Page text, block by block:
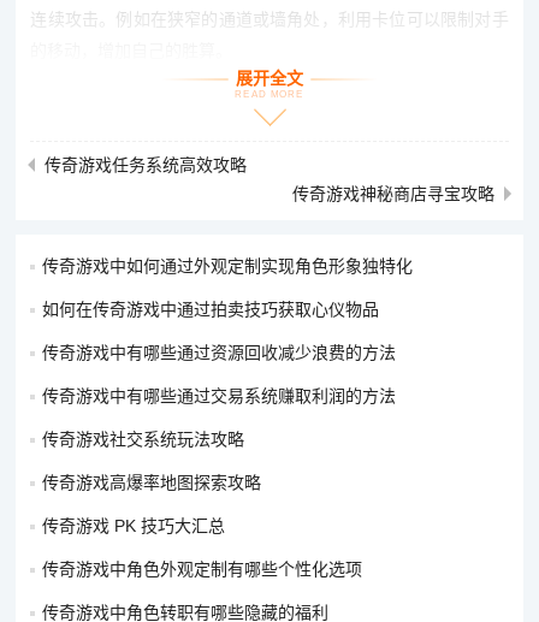
连续攻击。例如在狭窄的通道或墙角处，利用卡位可以限制对手
装备选择与强化：选择高攻击力、高防御力和高生命值的装备，
以增强自己的战斗能力。并且要不断地对装备进行强化、升级和
镶嵌宝石等操作，提高装备的属性加成。比如拥有一把高强化的
武器，可以大幅提高战士的伤害输出。
距离，避免被敌人近身攻击。在 PK 时，利用地形和障碍物来阻
挡敌人的前进，给自己创造足够的安全空间。如果敌人靠近，可
使用 “抗拒火环” 将其推开。
技能释放时机：
“魔法盾” 要时刻保持开启状态，这是法师的重要防御技能，能够
对于 “雷电术”“冰咆哮”“流星火雨” 等攻击技能，要根据敌人的位
展开全文
READ MORE
传奇游戏任务系统高效攻略
传奇游戏神秘商店寻宝攻略
传奇游戏中如何通过外观定制实现角色形象独特化
如何在传奇游戏中通过拍卖技巧获取心仪物品
传奇游戏中有哪些通过资源回收减少浪费的方法
传奇游戏中有哪些通过交易系统赚取利润的方法
传奇游戏社交系统玩法攻略
传奇游戏高爆率地图探索攻略
传奇游戏 PK 技巧大汇总
传奇游戏中角色外观定制有哪些个性化选项
传奇游戏中角色转职有哪些隐藏的福利